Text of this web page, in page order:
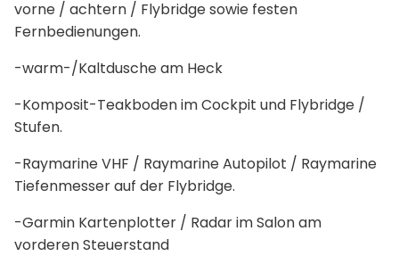
vorne / achtern / Flybridge sowie festen
Fernbedienungen.
-warm-/Kaltdusche am Heck
-Komposit-Teakboden im Cockpit und Flybridge /
Stufen.
-Raymarine VHF / Raymarine Autopilot / Raymarine
Tiefenmesser auf der Flybridge.
-Garmin Kartenplotter / Radar im Salon am
vorderen Steuerstand